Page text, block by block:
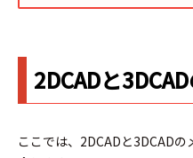
2DCADと
ここでは、2DCADと3DCAD